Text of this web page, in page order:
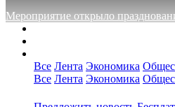
Мероприятие открыло
Все Лента Экономика
Все Лента Экономика